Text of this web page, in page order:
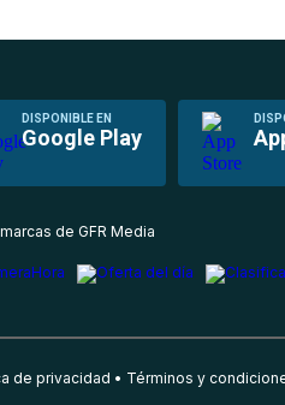
DISPONIBLE EN
Google Play
de GFR Media
de privacidad Términos y